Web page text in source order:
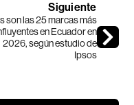
Siguiente
son las 25 marcas más
en Ecuador en
2026, según estudio de
Ipsos